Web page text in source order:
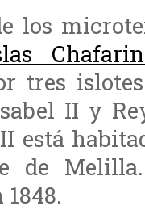
los
tres
II y
está
de